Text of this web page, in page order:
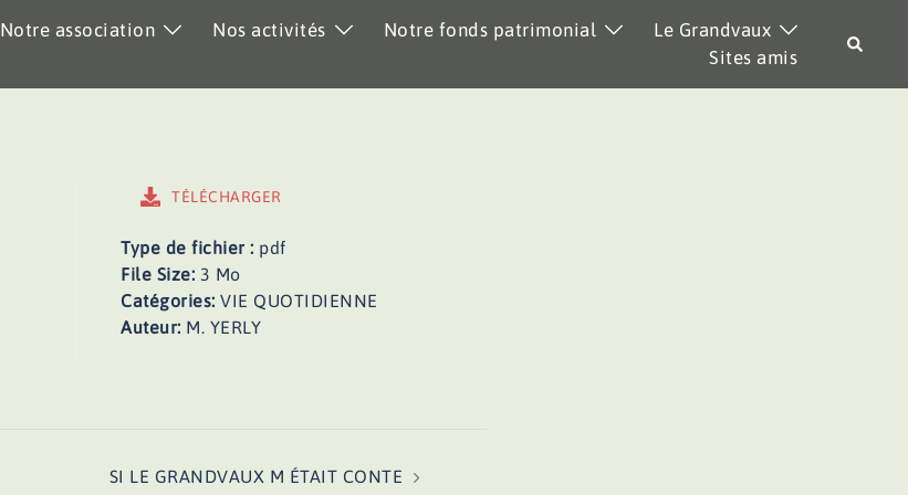
Notre association Nos activités Notre fonds patrimonial
Le Grandvaux
Sites amis
TÉLÉCHARGER
Type de fichier : pdf
File Size: 3 Mo
Catégories:VIE QUOTIDIENNE
Auteur: M. YERLY
SI LE GRANDVAUX M ÉTAIT CONTE